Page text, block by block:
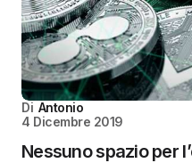
Di Antonio
4 Dicembre 2019
Nessuno spazio per